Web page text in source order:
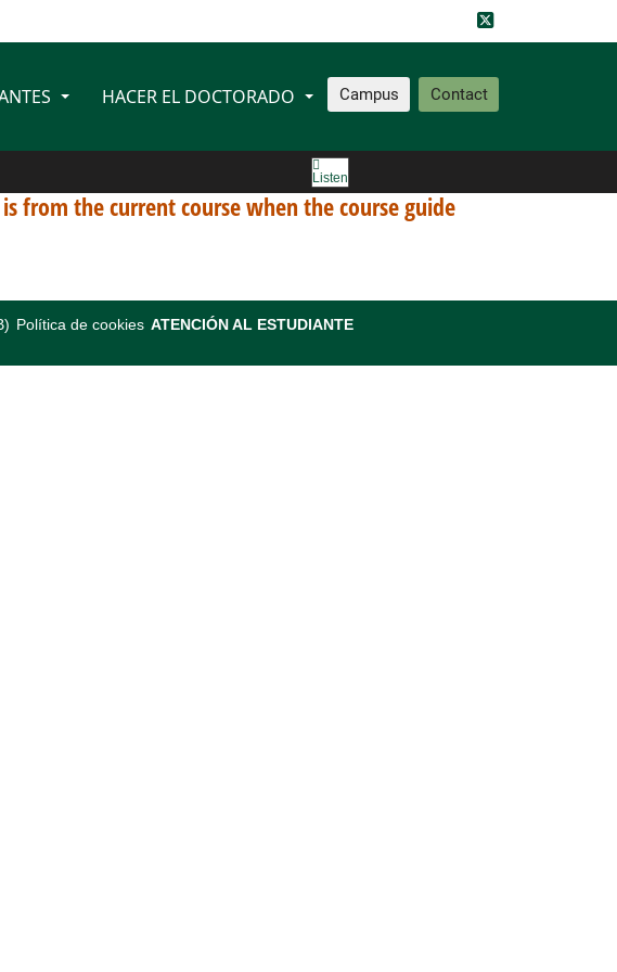
Campus Contact
HACER EL DOCTORADO
Listen
from the current course when the course guide
Política de cookies ATENCIÓN AL ESTUDIANTE